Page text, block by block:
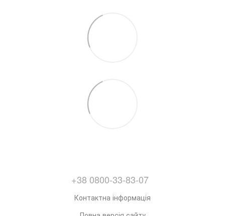
+38 0800-33-83-07
Контактна інформація